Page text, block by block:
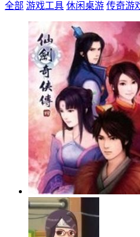
全部 游戏工具 休闲桌游 传奇游